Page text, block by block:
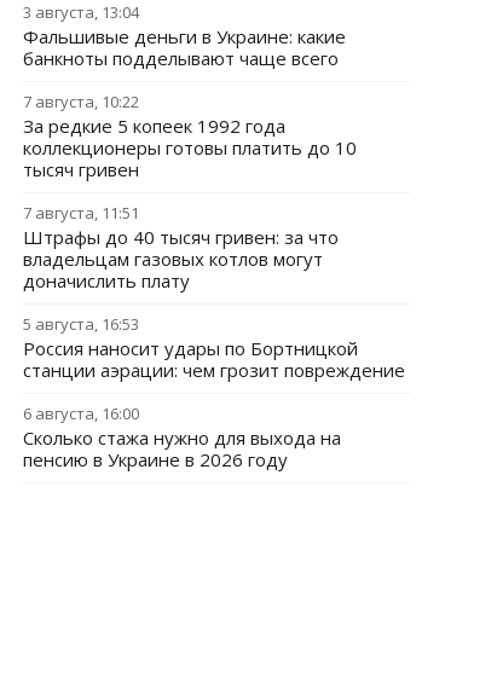
3 августа, 13:04
Фальшивые деньги в Украине: какие
банкноты подделывают чаще всего
7 августа, 10:22
За редкие 5 копеек 1992 года
коллекционеры готовы платить до 10
тысяч гривен
7 августа, 11:51
Штрафы до 40 тысяч гривен: за что
владельцам газовых котлов могут
доначислить плату
5 августа, 16:53
Россия наносит удары по Бортницкой
станции аэрации: чем грозит повреждение
6 августа, 16:00
Сколько стажа нужно для выхода на
пенсию в Украине в 2026 году